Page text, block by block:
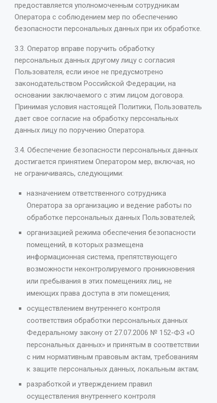
предоставляется уполномоченным сотрудникам
Оператора с соблюдением мер по обеспечению
безопасности персональных данных при их обработке.
3.3. Оператор вправе поручить обработку
персональных данных другому лицу с согласия
Пользователя, если иное не предусмотрено
законодательством Российской Федерации, на
основании заключаемого с этим лицом договора.
Принимая условия настоящей Политики, Пользователь
дает свое согласие на обработку персональных
данных лицу по поручению Оператора.
3.4. Обеспечение безопасности персональных данных
достигается принятием Оператором мер, включая, но
не ограничиваясь, следующими:
назначением ответственного сотрудника
Оператора за организацию и ведение работы по
обработке персональных данных Пользователей;
организацией режима обеспечения безопасности
помещений, в которых размещена
информационная система, препятствующего
возможности неконтролируемого проникновения
или пребывания в этих помещениях лиц, не
имеющих права доступа в эти помещения;
осуществлением внутреннего контроля
соответствия обработки персональных данных
Федеральному закону от 27.07.2006 № 152-ФЗ «О
персональных данных» и принятым в соответствии
с ним нормативным правовым актам, требованиям
к защите персональных данных, локальным актам;
разработкой и утверждением правил
осуществления внутреннего контроля